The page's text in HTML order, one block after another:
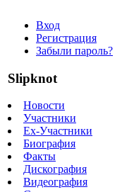
Вход
Регистрация
Забыли пароль?
Slipknot
Новости
Участники
Ex-Участники
Биография
Факты
Дискография
Видеография